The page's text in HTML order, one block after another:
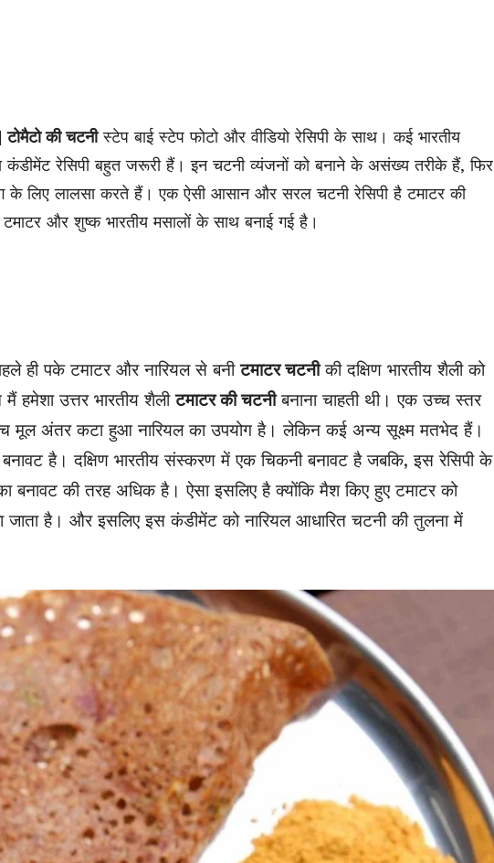
टोमैटो की चटनीस्टेप बाई स्टेप फोटो और वीडियो रेसिपी के साथ। कई भारतीय
कंडीमेंट रेसिपी बहुत जरूरी हैं। इन चटनी व्यंजनों को बनाने के असंख्य तरीके हैं, फिर
के लिए लालसा करते हैं। एक ऐसी आसान और सरल चटनी रेसिपी है टमाटर की
और शुष्क भारतीय मसालों के साथ बनाई गई है।
ही पके टमाटर और नारियल से बनीटमाटर चटनीकी दक्षिण भारतीय शैली को
हमेशा उत्तर भारतीय शैलीटमाटर की चटनीबनाना चाहती थी। एक उच्च स्तर
मूल अंतर कटा हुआ नारियल का उपयोग है। लेकिन कई अन्य सूक्ष्म मतभेद हैं।
है। दक्षिण भारतीय संस्करण में एक चिकनी बनावट है जबकि, इस रेसिपी के
बनावट की तरह अधिक है। ऐसा इसलिए है क्योंकि मैश किए हुए टमाटर को
जाता है। और इसलिए इस कंडीमेंट को नारियल आधारित चटनी की तुलना में